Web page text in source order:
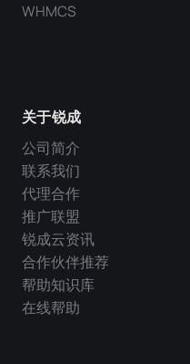
WHMCS
关于锐成
公司简介
联系我们
代理合作
推广联盟
锐成云资讯
合作伙伴推荐
帮助知识库
在线帮助